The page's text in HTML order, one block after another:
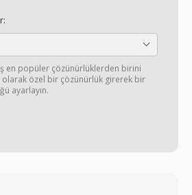
en popüler çözünürlüklerden birini
olarak özel bir çözünürlük girerek bir
ayarlayın.